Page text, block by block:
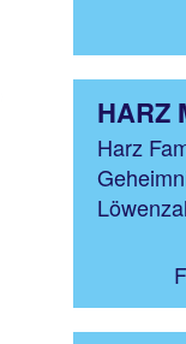
HARZ
Harz